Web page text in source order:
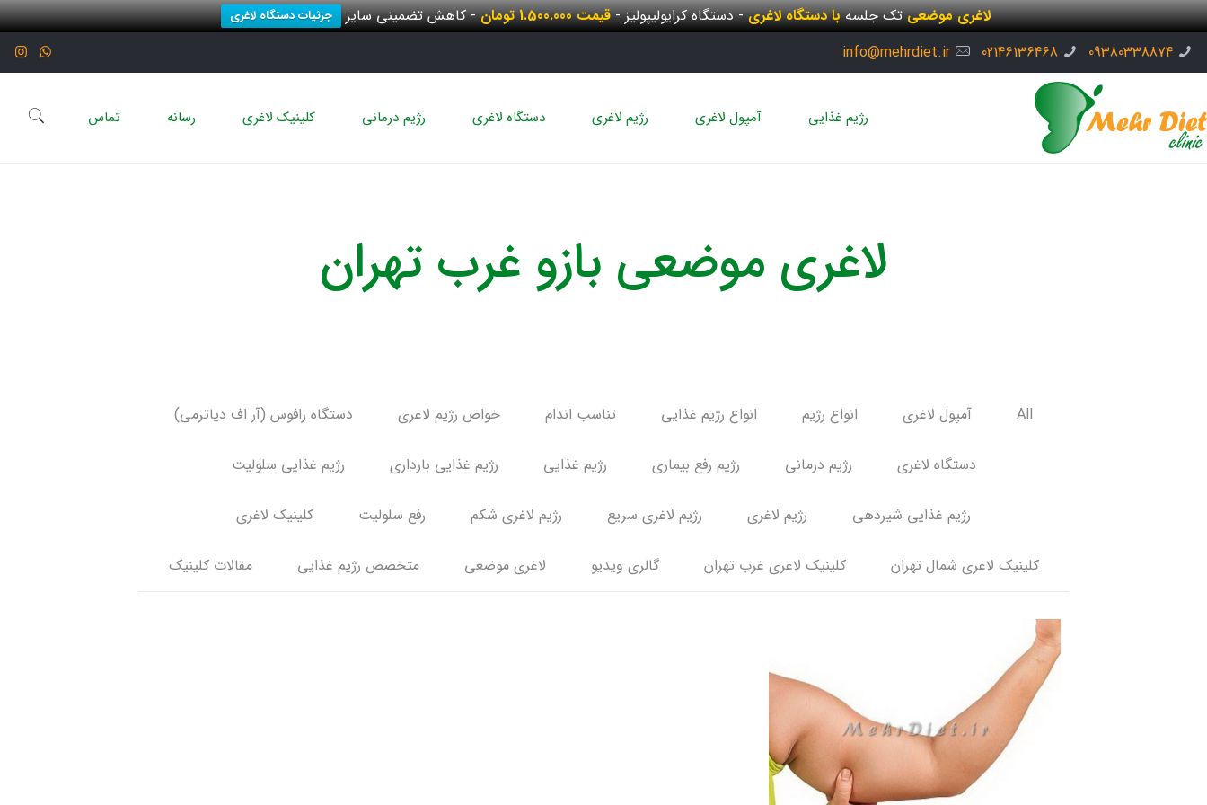
لاغری موضعیتک جلسهبا دستگاه لاغری- دستگاه کرایولیپولیز -قیمت 1.500.000 تومان - کاهش تضمینی سایز جزئیات دستگاه لاغری
09380338874
02146136468
info@mehrdiet.ir
رژیم غذایی آمپول لاغری رژیم لاغری دستگاه لاغری رژیم درمانی کلینیک لاغری رسانه تماس
لاغری موضعی بازو غرب تهران
All آمپول لاغری انواع رژیم انواع رژیم غذایی تناسب اندام خواص رژیم لاغری دستگاه رافوس (آر اف دیاترمی)
دستگاه لاغری رژیم درمانی رژیم رفع بیماری رژیم غذایی رژیم غذایی بارداری رژیم غذایی سلولیت
رژیم غذایی شیردهی رژیم لاغری رژیم لاغری سریع رژیم لاغری شکم رفع سلولیت کلینیک لاغری
کلینیک لاغری شمال تهران کلینیک لاغری غرب تهران گالری ویدیو لاغری موضعی متخصص رژیم غذایی مقالات کلینیک